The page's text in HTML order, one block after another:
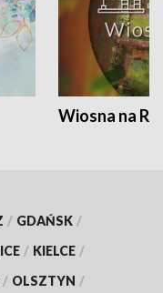
Wiosna na
/ GDAŃSK /
/ KIELCE /
/ OLSZTYN /